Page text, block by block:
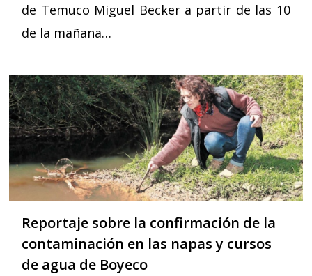
de Temuco Miguel Becker a partir de las 10
de la mañana…
Reportaje sobre la confirmación de la
contaminación en las napas y cursos
de agua de Boyeco